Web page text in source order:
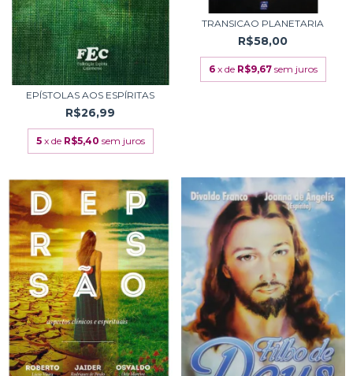
EPÍSTOLAS AOS ESPÍRITAS
R$26,99
5 x de R$5,40 sem juros
TRANSICAO PLANETARIA
R$58,00
6 x de R$9,67 sem juros